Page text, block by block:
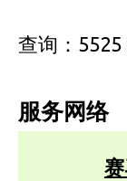
查询：
服务网络